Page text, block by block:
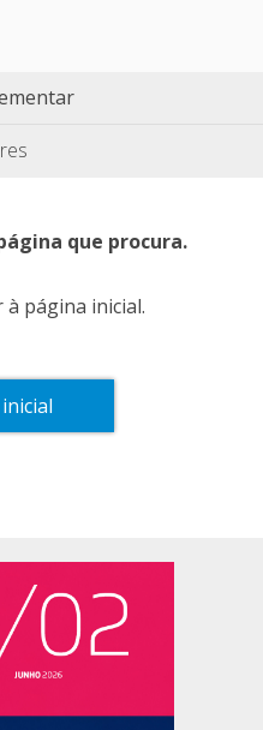
que procura.
página inicial.